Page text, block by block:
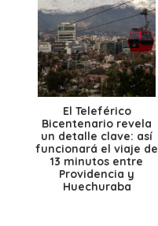
El Teleférico
Bicentenario revela
un detalle clave: así
funcionará el viaje de
13 minutos entre
Providencia y
Huechuraba